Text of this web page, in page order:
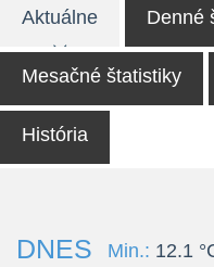
Aktuálne Denné
Mesačné štatistiky
História
DNES
Min.: 12.1